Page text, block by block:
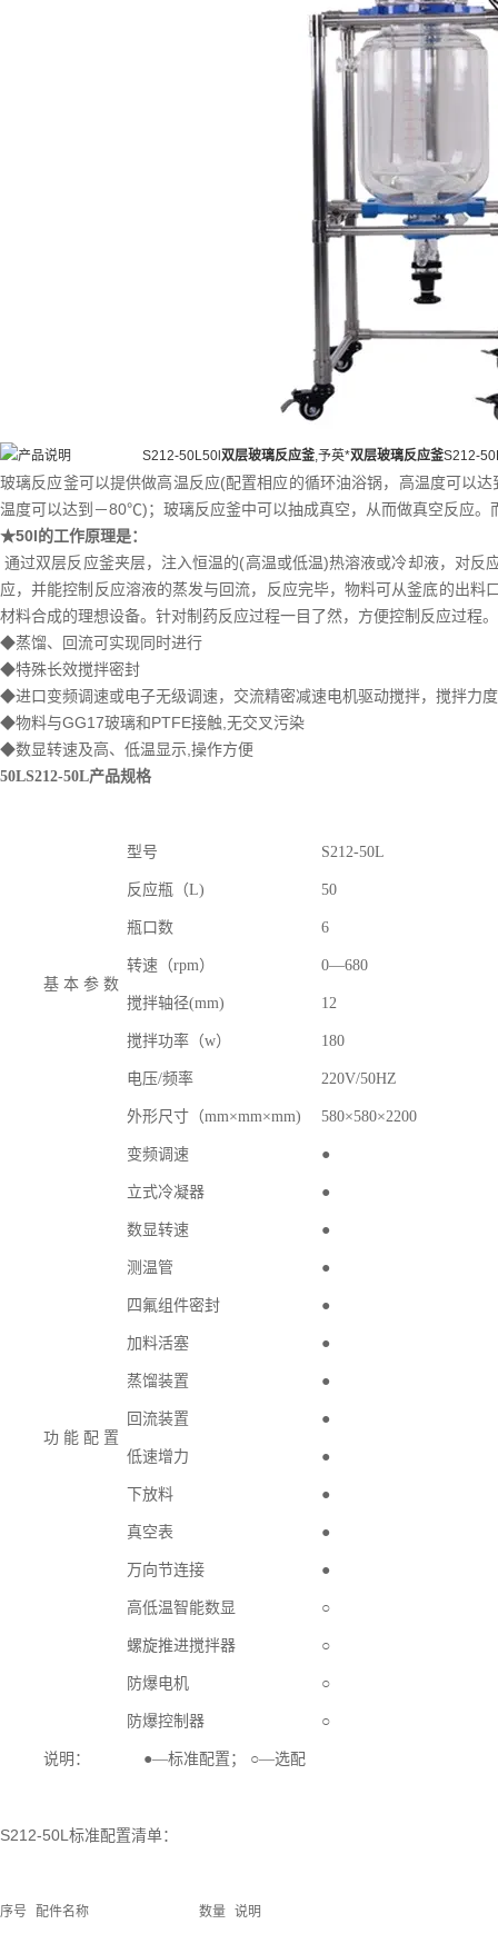
S212-50L50l 双层玻璃反应釜,予英*双层玻璃反应釜S212-
玻璃反应釜可以提供做高温反应(配置相应的循环油浴锅，高温度可以
温度可以达到－80℃)；玻璃反应釜中可以抽成真空，从而做真空反应
★50l的工作原理是：
通过双层反应釜夹层，注入恒温的(高温或低温)热溶液或冷却液，对
应，并能控制反应溶液的蒸发与回流，反应完毕，物料可从釜底的出
材料合成的理想设备。针对制药反应过程一目了然，方便控制反应过程。
◆蒸馏、回流可实现同时进行
◆特殊长效搅拌密封
◆进口变频调速或电子无级调速，交流精密减速电机驱动搅拌，搅拌力
◆物料与GG17玻璃和PTFE接触,无交叉污染
◆数显转速及高、低温显示,操作方便
50LS212-50L产品规格
基 本 参 数
型号 S212-50L
反应瓶（L) 50
瓶口数 6
转速（rpm） 0—680
搅拌轴径(mm) 12
搅拌功率（w） 180
电压/频率 220V/50HZ
外形尺寸（mm×mm×mm) 580×580×2200
功 能 配 置
变频调速 ●
立式冷凝器 ●
数显转速 ●
测温管 ●
四氟组件密封 ●
加料活塞 ●
蒸馏装置 ●
回流装置 ●
低速增力 ●
下放料 ●
真空表 ●
万向节连接 ●
高低温智能数显 ○
螺旋推进搅拌器 ○
防爆电机 ○
防爆控制器 ○
说明： ●—标准配置； ○—选配
S212-50L标准配置清单：
序号 配件名称 数量 说明